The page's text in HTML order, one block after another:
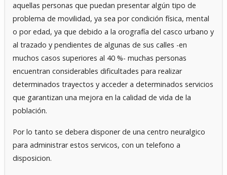
aquellas personas que puedan presentar algún tipo de
problema de movilidad, ya sea por condición física, mental
o por edad, ya que debido a la orografía del casco urbano y
al trazado y pendientes de algunas de sus calles -en
muchos casos superiores al 40 %- muchas personas
encuentran considerables dificultades para realizar
determinados trayectos y acceder a determinados servicios
que garantizan una mejora en la calidad de vida de la
población.
Por lo tanto se debera disponer de una centro neuralgico
para administrar estos servicos, con un telefono a
disposicion.